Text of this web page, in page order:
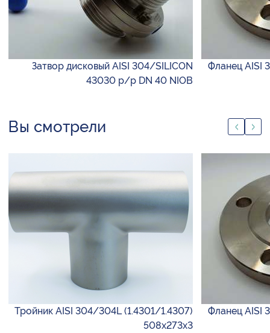
Затвор дисковый AISI 304/SILICON
43030 р/р DN 40 NIOB
Фланец AISI
Вы смотрели
Тройник AISI 304/304L (1.4301/1.4307)
508х273х3
Фланец AISI